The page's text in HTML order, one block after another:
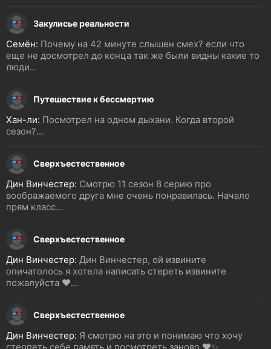
Закулисье реальности
Семён: Почему на 42 минуте слышен смех? если что
еще не досмотрел до конца так же были видны какие то
люди...
Путешествие к бессмертию
Хан-ли: Посмотрел на одном дыхани. Когда второй
сезон?...
Сверхъестественное
Дин Винчестер: Смотрю 11 сезон 8 серию про
воображаемого друга мне очень понравилась. Начало
прям класс...
Сверхъестественное
Дин Винчестер: Дин Винчестер, ой извините
опичатолось я хотела написать стереть извините
пожалуйста ❤️...
Сверхъестественное
Дин Винчестер: Я смотрю на это и понимаю что хочу